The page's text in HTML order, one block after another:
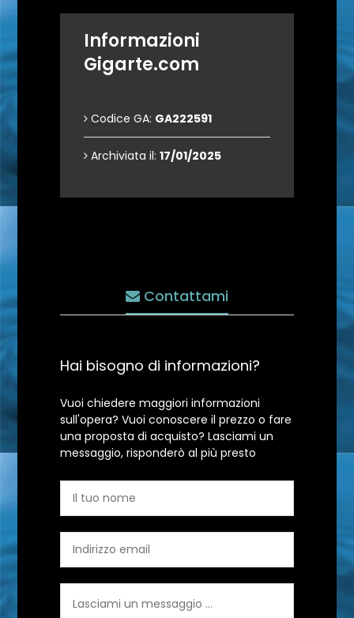
Informazioni
Gigarte.com
Codice GA: GA222591
Archiviata il: 17/01/2025
Contattami
Hai bisogno di informazioni?
Vuoi chiedere maggiori informazioni
sull'opera? Vuoi conoscere il prezzo o fare
una proposta di acquisto? Lasciami un
messaggio, risponderò al più presto